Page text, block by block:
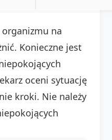
na
Konieczne jest
oceni sytuację
kroki. Nie należy